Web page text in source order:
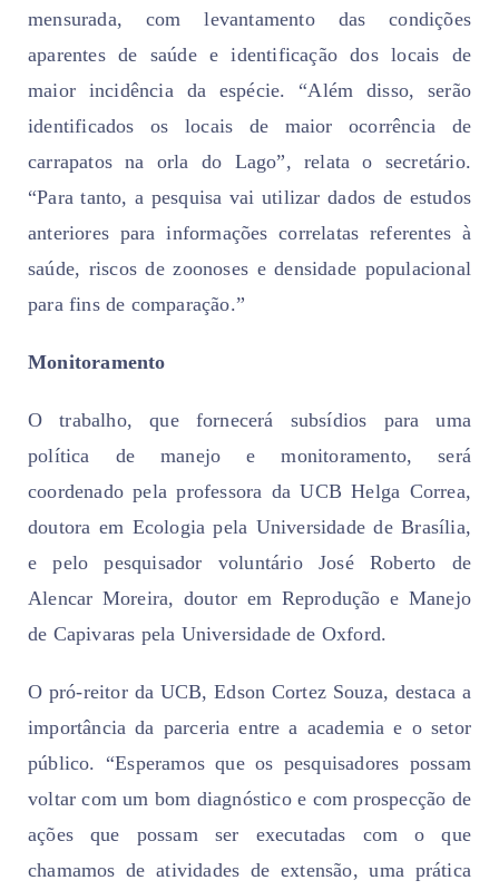
mensurada, com levantamento das condições
aparentes de saúde e identificação dos locais de
maior incidência da espécie. “Além disso, serão
identificados os locais de maior ocorrência de
carrapatos na orla do Lago”, relata o secretário.
“Para tanto, a pesquisa vai utilizar dados de estudos
anteriores para informações correlatas referentes à
saúde, riscos de zoonoses e densidade populacional
para fins de comparação.”
Monitoramento
O trabalho, que fornecerá subsídios para uma
política de manejo e monitoramento, será
coordenado pela professora da UCB Helga Correa,
doutora em Ecologia pela Universidade de Brasília,
e pelo pesquisador voluntário José Roberto de
Alencar Moreira, doutor em Reprodução e Manejo
de Capivaras pela Universidade de Oxford.
O pró-reitor da UCB, Edson Cortez Souza, destaca a
importância da parceria entre a academia e o setor
público. “Esperamos que os pesquisadores possam
voltar com um bom diagnóstico e com prospecção de
ações que possam ser executadas com o que
chamamos de atividades de extensão, uma prática